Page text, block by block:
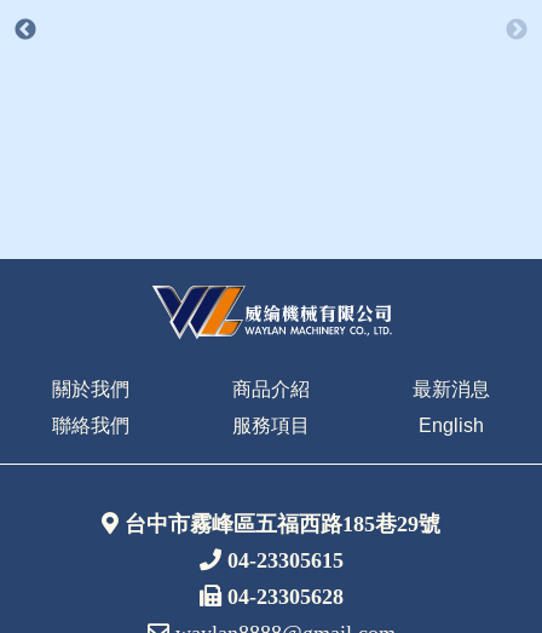
關於我們 商品介紹
最新消息
聯絡我們
服務項目 English
台中市霧峰區五福西路185巷29號
04-23305615
04-23305628